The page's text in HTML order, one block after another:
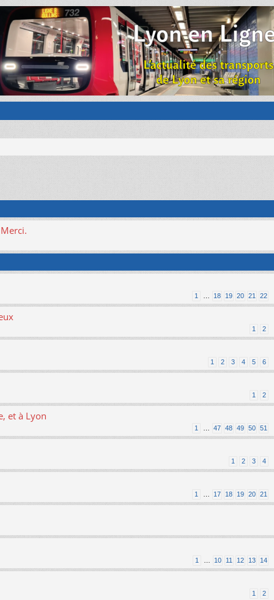
1 18 19 20 21 22
1 2
1 2 3 4 5 6
1 2
et à Lyon
1 47 48 49 50 51
1 2 3 4
1 17 18 19 20 21
1 10 11 12 13 14
1 2